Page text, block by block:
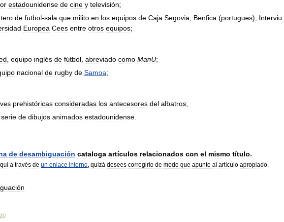
estadounidense de cine y televisión;
de futbol-sala que milito en los equipos de Caja Segovia Benfica (portugues), Interviu
Europea Cees entre otros equipos;
equipo inglés de fútbol abreviado como ManU;
nacional de rugby de Samoa;
prehistóricas consideradas los antecesores del albatros;
serie de dibujos animados estadounidense
de desambiguación cataloga artículos relacionados con el mismo título.
a través de un enlace interno, quizá desees corregirlo de modo que apunte al artículo apropiado.